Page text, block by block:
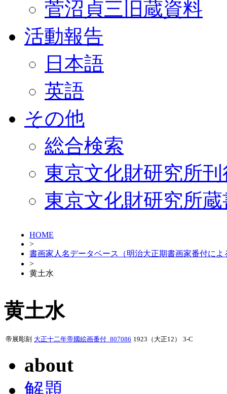
菅沼貞三旧蔵資料
活動報告
日本語
英語
その他
総合検索
東京文化財研究所
東京文化財研究所
HOME
>
書画家人名データベース（明治大正期書画家番付によ
>
黄土水
黄土水
帝展彫刻 大正十二年帝國絵画番付_807086 1923（大正12） 3-C
about